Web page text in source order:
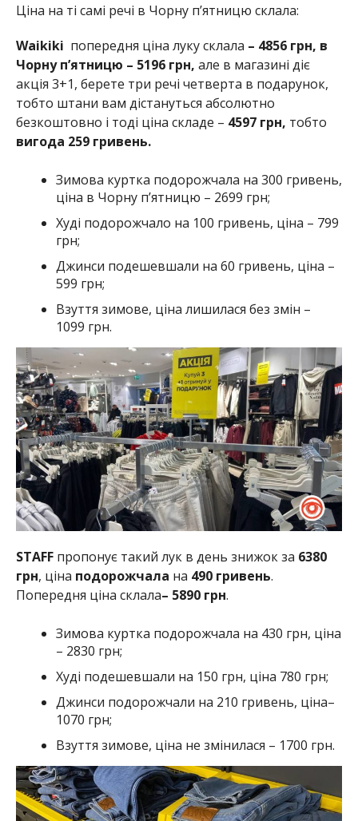
Ціна на ті самі речі в Чорну п’ятницю склала:
Waikiki попередня ціна луку склала – 4856 грн, в
Чорну п’ятницю – 5196 грн, але в магазині діє
акція 3+1, берете три речі четверта в подарунок,
тобто штани вам дістануться абсолютно
безкоштовно і тоді ціна складе – 4597 грн, тобто
вигода 259 гривень.
Зимова куртка подорожчала на 300 гривень,
ціна в Чорну п’ятницю – 2699 грн;
Худі подорожчало на 100 гривень, ціна – 799
грн;
Джинси подешевшали на 60 гривень, ціна –
599 грн;
Взуття зимове, ціна лишилася без змін –
1099 грн.
STAFFпропонує такий лук в день знижок за 6380
грн, ціна подорожчала на 490 гривень.
Попередня ціна склала– 5890 грн.
Зимова куртка подорожчала на 430 грн, ціна
– 2830 грн;
Худі подешевшали на 150 грн, ціна 780 грн;
Джинси подорожчали на 210 гривень, ціна–
1070 грн;
Взуття зимове, ціна не змінилася – 1700 грн.